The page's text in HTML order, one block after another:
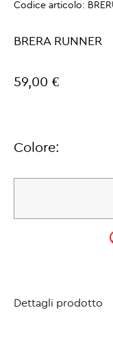
Codice articolo:
BRERA RUNNER
59,00 €
Colore:
Dettagli prodotto